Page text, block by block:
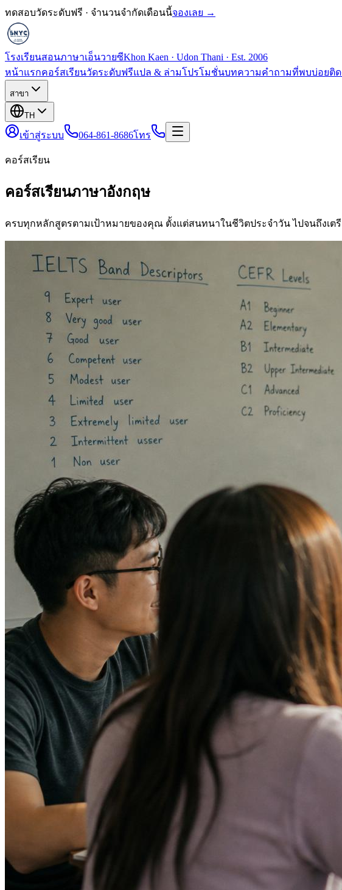
ทดสอบวัดระดับฟรี · จำนวนจำกัดเดือนนี้จองเลย →
โรงเรียนสอนภาษาเอ็นวายซีKhon Kaen · Udon Thani · Est. 2006
หน้าแรกคอร์สเรียนวัดระดับฟรีแปล & ล่ามโปรโมชั่นบทความคำถามที่พบบ่อยติ
สาขา
TH
เข้าสู่ระบบ 064-861-8686โทร
คอร์สเรียน
คอร์สเรียนภาษาอังกฤษ
ครบทุกหลักสูตรตามเป้าหมายของคุณ ตั้งแต่สนทนาในชีวิตประจำวัน ไปจนถึงเต